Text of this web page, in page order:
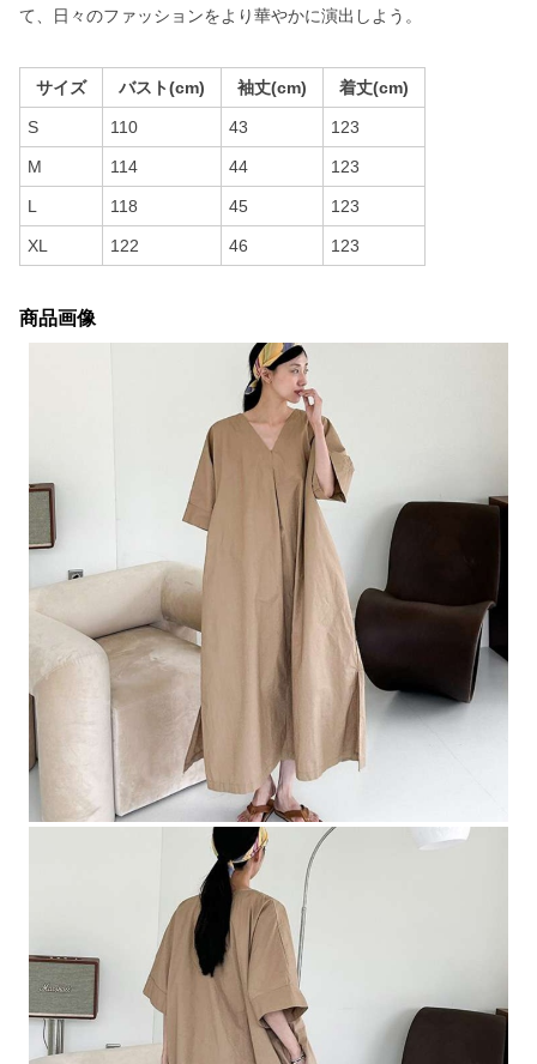
て、日々のファッションをより華やかに演出しよう。
サイズ バスト(cm) 袖丈(cm) 着丈(cm)
S 110 43 123
M 114 44 123
L 118 45 123
XL 122 46 123
商品画像